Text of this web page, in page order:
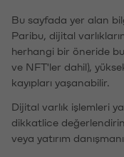
Bu sayfada yer alan
Paribu, dijital
herhangi bir öneride
ve NFT'ler dahil),
kayıpları yaşanabilir.
Dijital varlık işlemleri
dikkatlice
veya yatırım